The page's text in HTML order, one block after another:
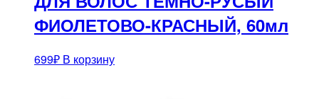
ФИОЛЕТОВО-КРАСНЫЙ, 60мл
699₽ В корзину